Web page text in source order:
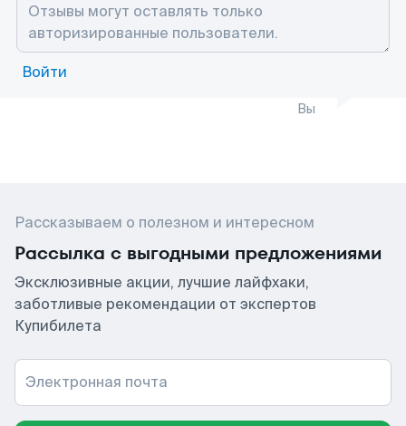
Войти
Вы
Рассказываем о полезном и интересном
Рассылка с выгодными предложениями
Эксклюзивные акции, лучшие лайфхаки,
заботливые рекомендации от экспертов
Купибилета
Электронная почта